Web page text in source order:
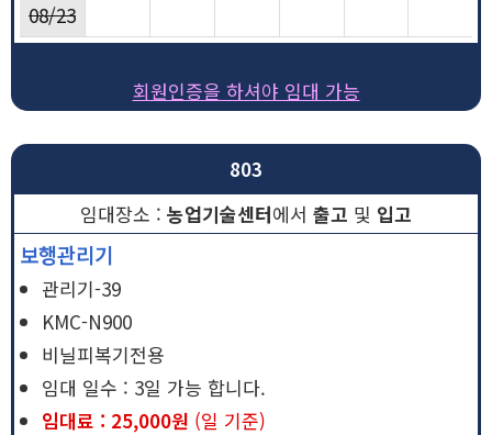
08/23
회원인증을 하셔야 임대 가능
803
농업기술센터에서 출고 및 입고
보행관리기
관리기-39
KMC-N900
비닐피복기전용
임대 일수 : 3일 가능 합니다.
임대료 : 25,000원 (일 기준)